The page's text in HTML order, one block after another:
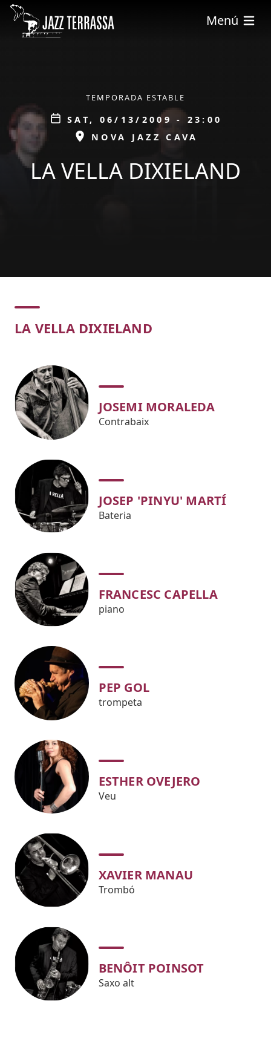
Skip to main content
Menú
TEMPORADA ESTABLE
Data
SAT, 06/13/2009 - 23:00
ESPAI
NOVA JAZZ CAVA
LA VELLA DIXIELAND
Concert
LA VELLA DIXIELAND
JOSEMI MORALEDA
Contrabaix
JOSEP 'PINYU' MARTÍ
Bateria
FRANCESC CAPELLA
piano
PEP GOL
trompeta
ESTHER OVEJERO
Veu
XAVIER MANAU
Trombó
BENÔIT POINSOT
Saxo alt